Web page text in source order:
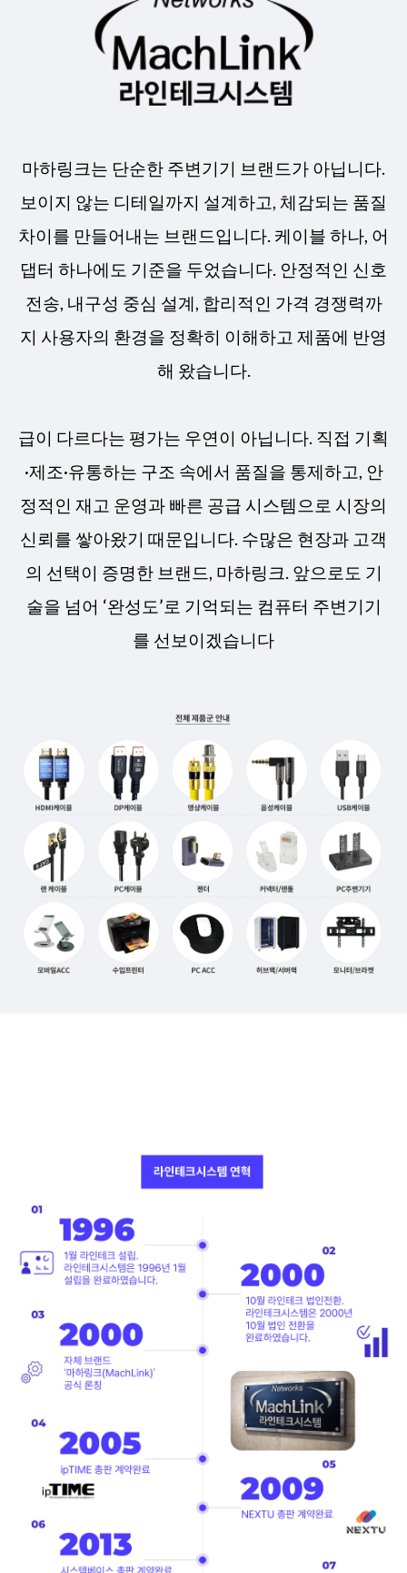
마하링크는 단순한 주변기기 브랜드가 아닙니다.
보이지 않는 디테일까지 설계하고, 체감되는 품질
차이를 만들어내는 브랜드입니다. 케이블 하나, 어
댑터 하나에도 기준을 두었습니다. 안정적인 신호
전송, 내구성 중심 설계, 합리적인 가격 경쟁력까
지 사용자의 환경을 정확히 이해하고 제품에 반영
해 왔습니다.
급이 다르다는 평가는 우연이 아닙니다. 직접 기획
·제조·유통하는 구조 속에서 품질을 통제하고, 안
정적인 재고 운영과 빠른 공급 시스템으로 시장의
신뢰를 쌓아왔기 때문입니다. 수많은 현장과 고객
의 선택이 증명한 브랜드, 마하링크. 앞으로도 기
술을 넘어 ‘완성도’로 기억되는 컴퓨터 주변기기
를 선보이겠습니다